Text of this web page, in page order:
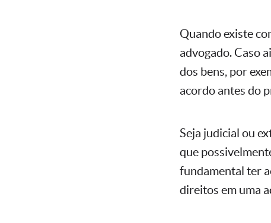
Quando existe
advogado. Caso
dos bens, por
acordo antes do
Seja judicial ou
que
fundamental ter
direitos em uma